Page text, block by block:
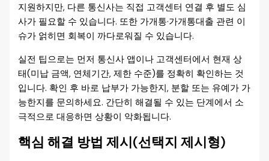
지원하지만, 다른 통신사는 직접 고객센터 연결 후 별도 심
사가 필요할 수 있습니다. 또한 가개통·가개통대출 관련 이
슈가 얽히면 회복이 까다로워질 수 있습니다.
실전 팁으로는 먼저 통신사 앱이나 고객센터에서 현재 상
태(미납 금액, 연체기간, 제한 수준)를 정확히 확인하는 것
입니다. 확인 후 바로 납부가 가능한지, 분할 또는 유예가 가
능한지를 문의하세요. 간단히 해결될 수 있는 단계에서 소
극적으로 대응하면 상황이 악화됩니다.
핵심 해결 방법 제시(선택지 제시형)